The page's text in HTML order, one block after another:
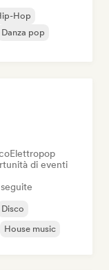
Hop
Danza pop
Elettropop
di eventi
Disco
House music